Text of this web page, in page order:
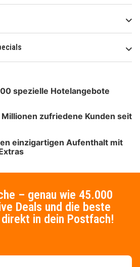
spezielle Hotelangebote
zufriedene Kunden seit
einzigartigen Aufenthalt mit
– genau wie 45.000
Deals und die beste
in dein Postfach!